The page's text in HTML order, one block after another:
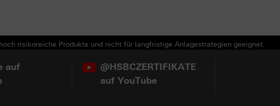
risikoreiche Produkte und nicht für langfristige Anlagestrategien geeignet.
auf
@HSBCZERTIFIKATE
auf YouTube